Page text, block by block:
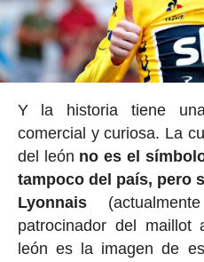
Y la historia tiene una
comercial y curiosa. La
del león no es el
tampoco del país, pero
Lyonnais
patrocinador del maillot
león es la imagen de